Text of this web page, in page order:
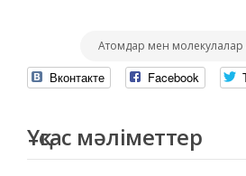
Атомдар мен молекулалар
Вконтакте Facebook
Ұқсас мәліметтер